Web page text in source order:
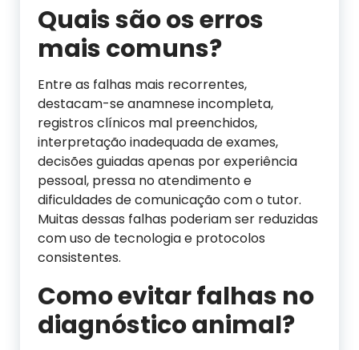
Quais são os erros
mais comuns?
Entre as falhas mais recorrentes,
destacam-se anamnese incompleta,
registros clínicos mal preenchidos,
interpretação inadequada de exames,
decisões guiadas apenas por experiência
pessoal, pressa no atendimento e
dificuldades de comunicação com o tutor.
Muitas dessas falhas poderiam ser reduzidas
com uso de tecnologia e protocolos
consistentes.
Como evitar falhas no
diagnóstico animal?